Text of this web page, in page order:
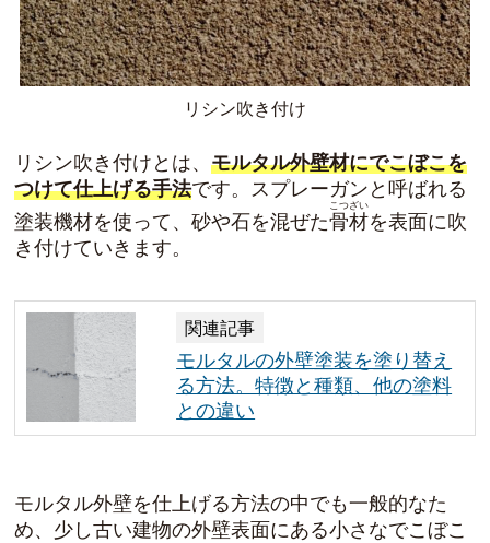
リシン吹き付け
リシン吹き付けとは、モルタル外壁材にでこぼこを
つけて仕上げる手法です。スプレーガンと呼ばれる
塗装機材を使って、砂や石を混ぜた骨材
こつざい
を表面に吹
き付けていきます。
関連記事
モルタルの外壁塗装を塗り替え
る方法。特徴と種類、他の塗料
との違い
モルタル外壁を仕上げる方法の中でも一般的なた
め、少し古い建物の外壁表面にある小さなでこぼこ